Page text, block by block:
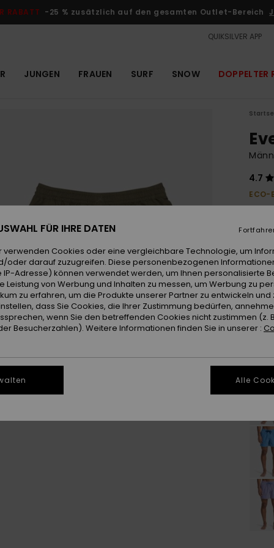
RABATT -25 % zusätzlich auf den gesamten Outlet-Bereich
QUIKSILVER APP
JUNGEN FRAUEN SURF SNOW DOPPELTER
4.7
ECO-
Farbe
FÜR IHRE DATEN
verwenden Cookies oder eine vergleichbare Technologie, um
oder darauf zuzugreifen. Diese personenbezogenen
IP-Adresse) können verwendet werden, um Ihnen personalisierte
Leistung von Werbung und Inhalten zu messen, um Werbung zu
zu erfahren, um die Produkte unserer Partner zu entwickeln und
dass Sie Cookies, die Ihrer Zustimmung bedürfen,
wenn Sie den betreffenden Cookies nicht zustimmen (z.
Besucherzahlen). Weitere Informationen finden Sie in unserer :
Alle